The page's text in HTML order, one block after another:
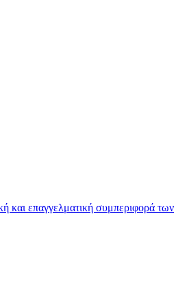
και επαγγελματική συμπεριφορά των